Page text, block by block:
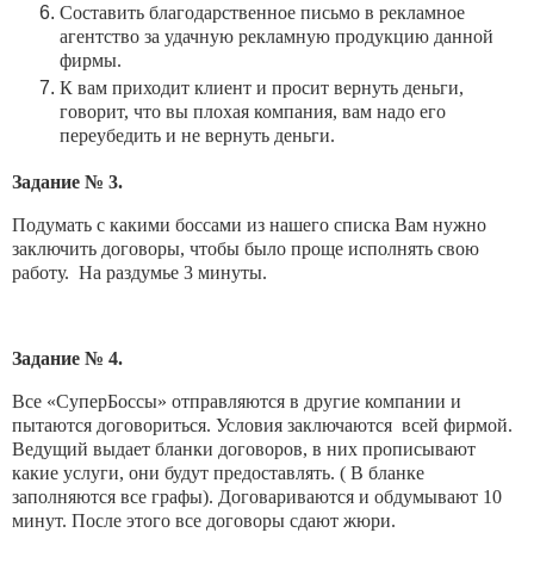
Составить благодарственное письмо в рекламное
агентство за удачную рекламную продукцию данной
фирмы.
К вам приходит клиент и просит вернуть деньги,
говорит, что вы плохая компания, вам надо его
переубедить и не вернуть деньги.
Задание № 3.
Подумать с какими боссами из нашего списка Вам нужно
заключить договоры, чтобы было проще исполнять свою
работу. На раздумье 3 минуты.
Задание № 4.
Все «СуперБоссы» отправляются в другие компании и
пытаются договориться. Условия заключаются всей фирмой.
Ведущий выдает бланки договоров, в них прописывают
какие услуги, они будут предоставлять. ( В бланке
заполняются все графы). Договариваются и обдумывают 10
минут. После этого все договоры сдают жюри.